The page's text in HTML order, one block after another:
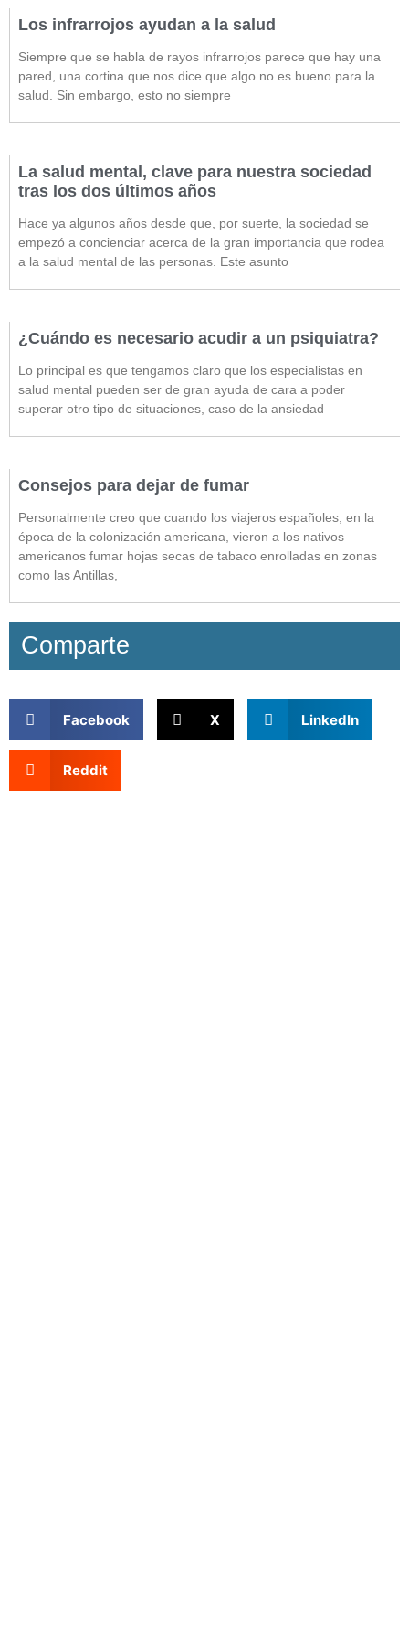
Los infrarrojos ayudan a la salud
Siempre que se habla de rayos infrarrojos parece que hay una
pared, una cortina que nos dice que algo no es bueno para la
salud. Sin embargo, esto no siempre
La salud mental, clave para nuestra sociedad
tras los dos últimos años
Hace ya algunos años desde que, por suerte, la sociedad se
empezó a concienciar acerca de la gran importancia que rodea
a la salud mental de las personas. Este asunto
¿Cuándo es necesario acudir a un psiquiatra?
Lo principal es que tengamos claro que los especialistas en
salud mental pueden ser de gran ayuda de cara a poder
superar otro tipo de situaciones, caso de la ansiedad
Consejos para dejar de fumar
Personalmente creo que cuando los viajeros españoles, en la
época de la colonización americana, vieron a los nativos
americanos fumar hojas secas de tabaco enrolladas en zonas
como las Antillas,
Comparte
Facebook X LinkedIn
Reddit